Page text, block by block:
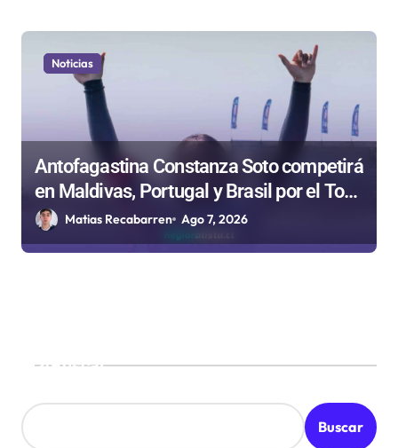
Noticias
Antofagastina Constanza Soto competirá
en Maldivas, Portugal y Brasil por el Tour
Mundial de Bodyboard
Matias Recabarren Ago 7, 2026
Buscar
Buscar